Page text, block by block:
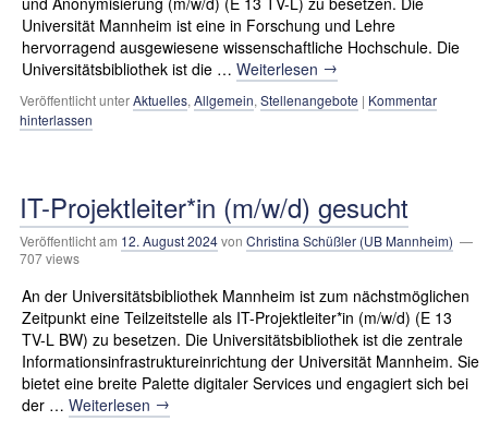
Universität Mannheim ist eine in Forschung und Lehre
hervorragend ausgewiesene wissenschaftliche Hochschule. Die
Universitätsbibliothek ist die … Weiterlesen →
Veröffentlicht unterAktuelles, Allgemein, Stellenangebote | Kommentar
hinterlassen
IT-Projektleiter*in (m/w/d) gesucht
Veröffentlicht am 12. August 2024von Christina Schüßler (UB Mannheim) —
707 views
An der Universitäts­bibliothek Mannheim ist zum nächstmöglichen
Zeitpunkt eine Teilzeitstelle als IT-Projektleiter*in (m/w/d) (E 13
TV-L BW) zu besetzen. Die Universitätsbibliothek ist die zentrale
Informationsinfrastruktureinrichtung der Universität Mannheim. Sie
bietet eine breite Palette digitaler Services und engagiert sich bei
der … Weiterlesen →